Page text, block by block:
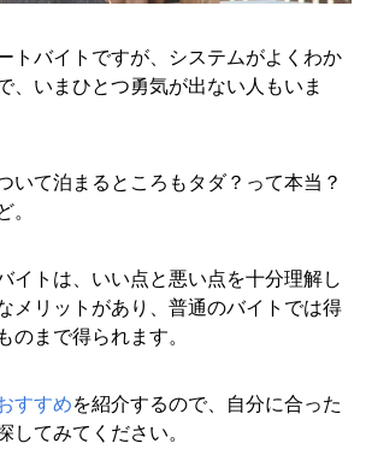
トバイトですが、システムがよくわか
、いまひとつ勇気が出ない人もいま
いて泊まるところもタダ？って本当？
イトは、いい点と悪い点を十分理解し
メリットがあり、普通のバイトでは得
のまで得られます。
すすめを紹介するので、自分に合った
してみてください。